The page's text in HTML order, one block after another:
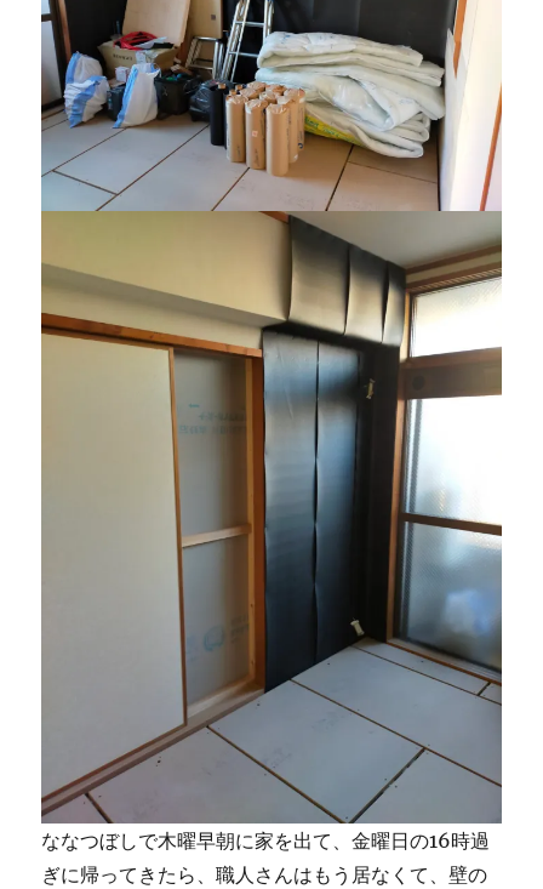
ななつぼしで木曜早朝に家を出て、金曜日の16時過
ぎに帰ってきたら、職人さんはもう居なくて、壁の